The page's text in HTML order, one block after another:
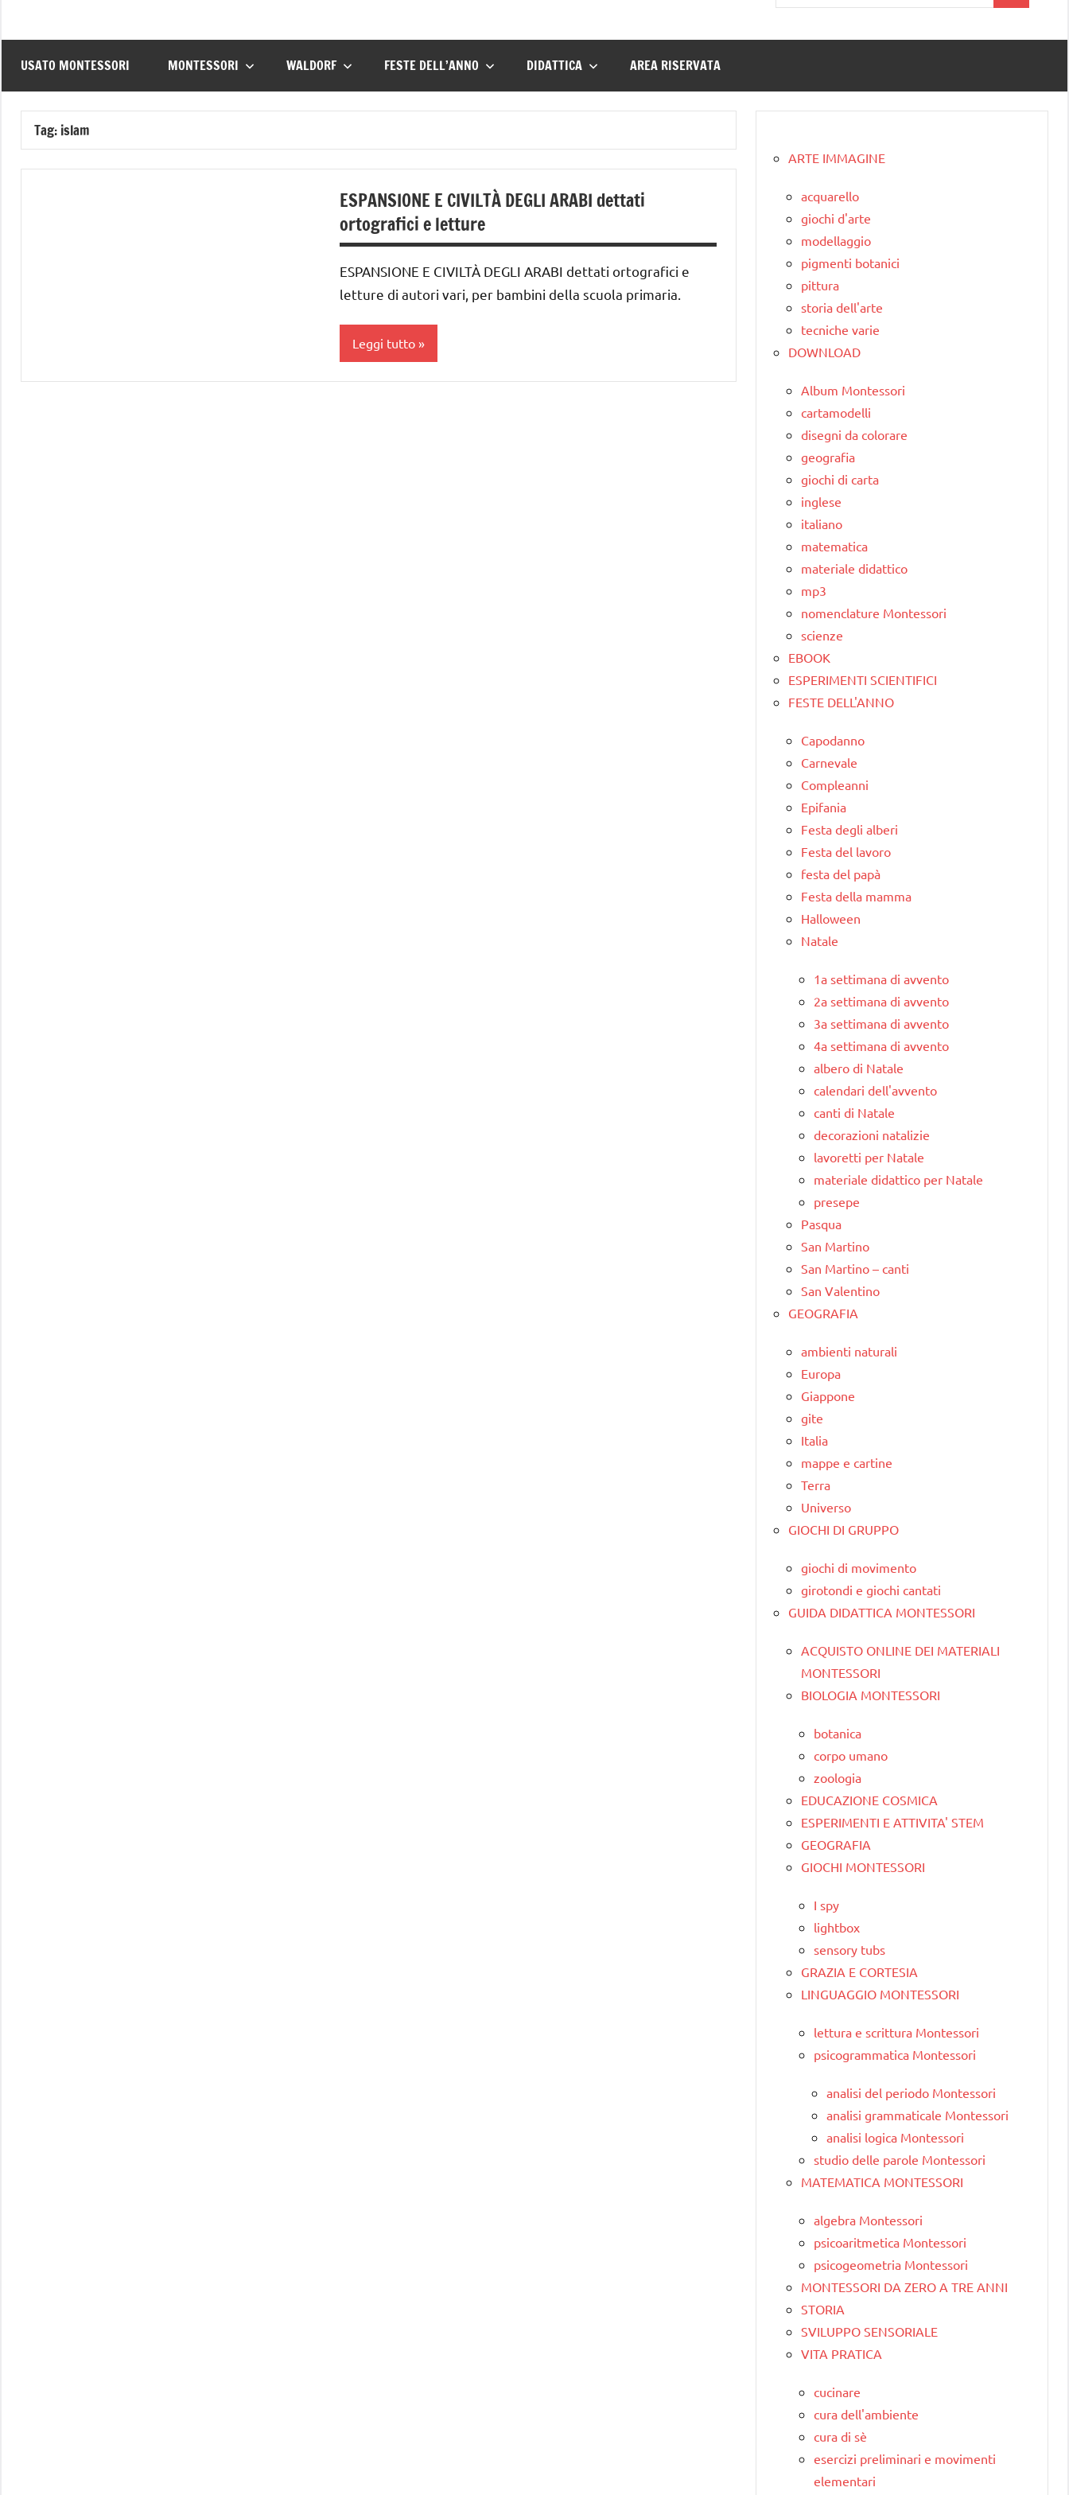
per:
USATO MONTESSORI MONTESSORI WALDORF FESTE DELL’ANNO DIDATTICA AREA RISERVATA
Tag: islam
ESPANSIONE E CIVILTÀ DEGLI ARABI dettati
ortografici e letture
ESPANSIONE E CIVILTÀ DEGLI ARABI dettati ortografici e
letture di autori vari, per bambini della scuola primaria.
Leggi tutto
ARTE IMMAGINE
acquarello
giochi d'arte
modellaggio
pigmenti botanici
pittura
storia dell'arte
tecniche varie
DOWNLOAD
Album Montessori
cartamodelli
disegni da colorare
geografia
giochi di carta
inglese
italiano
matematica
materiale didattico
mp3
nomenclature Montessori
scienze
EBOOK
ESPERIMENTI SCIENTIFICI
FESTE DELL'ANNO
Capodanno
Carnevale
Compleanni
Epifania
Festa degli alberi
Festa del lavoro
festa del papà
Festa della mamma
Halloween
Natale
1a settimana di avvento
2a settimana di avvento
3a settimana di avvento
4a settimana di avvento
albero di Natale
calendari dell'avvento
canti di Natale
decorazioni natalizie
lavoretti per Natale
materiale didattico per Natale
presepe
Pasqua
San Martino
San Martino – canti
San Valentino
GEOGRAFIA
ambienti naturali
Europa
Giappone
gite
Italia
mappe e cartine
Terra
Universo
GIOCHI DI GRUPPO
giochi di movimento
girotondi e giochi cantati
GUIDA DIDATTICA MONTESSORI
ACQUISTO ONLINE DEI MATERIALI
MONTESSORI
BIOLOGIA MONTESSORI
botanica
corpo umano
zoologia
EDUCAZIONE COSMICA
ESPERIMENTI E ATTIVITA' STEM
GEOGRAFIA
GIOCHI MONTESSORI
I spy
lightbox
sensory tubs
GRAZIA E CORTESIA
LINGUAGGIO MONTESSORI
lettura e scrittura Montessori
psicogrammatica Montessori
analisi del periodo Montessori
analisi grammaticale Montessori
analisi logica Montessori
studio delle parole Montessori
MATEMATICA MONTESSORI
algebra Montessori
psicoaritmetica Montessori
psicogeometria Montessori
MONTESSORI DA ZERO A TRE ANNI
STORIA
SVILUPPO SENSORIALE
VITA PRATICA
cucinare
cura dell'ambiente
cura di sè
esercizi preliminari e movimenti
elementari